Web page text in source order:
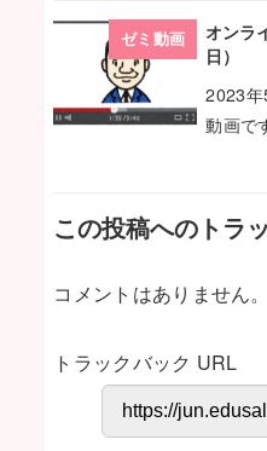
ゼミ動画
オンラ
日）
2023
動画で
この投稿へのトラ
コメントはありません。
トラックバック URL